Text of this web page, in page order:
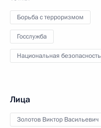
Борьба с терроризмом
Госслужба
Национальная безопасность
Лица
Золотов Виктор Васильевич